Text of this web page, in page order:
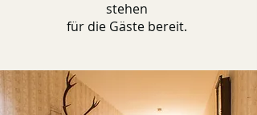
stehen
für die Gäste bereit.